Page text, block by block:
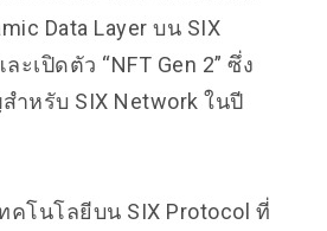
Data Layer บน SIX
ะเปิดตัว “NFT Gen 2” ซึ่ง
ำหรับ SIX Network ในปี
ทคโนโลยีบน SIX Protocol ที่